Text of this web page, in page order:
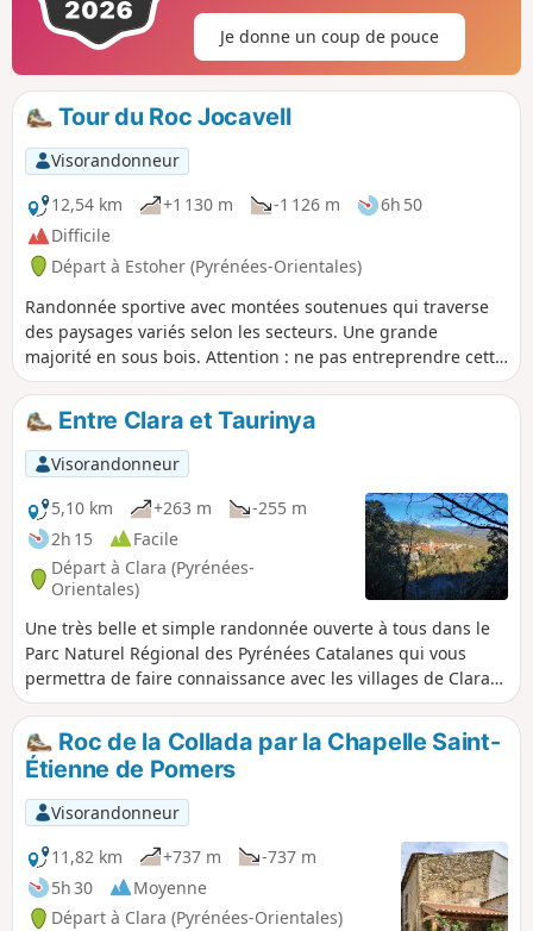
Je donne un coup de pouce
Tour du Roc Jocavell
Visorandonneur
12,54 km
+1 130 m -1 126 m
6h 50
Difficile
Départ à Estoher (Pyrénées-Orientales)
Randonnée sportive avec montées soutenues qui traverse
des paysages variés selon les secteurs. Une grande
majorité en sous bois. Attention : ne pas entreprendre cette
randonnée dans les conditions suivantes : - Après des
pluies importantes ou fontes des neiges, à cause de la
traversée de trois ruisseaux où il peut y avoir beaucoup
d'eau. - Par temps humide car les rochers sont glissants.
Entre Clara et Taurinya
Visorandonneur
5,10 km
+263 m
-255 m
2h 15
Facile
Départ à Clara (Pyrénées-
Orientales)
Une très belle et simple randonnée ouverte à tous dans le
Parc Naturel Régional des Pyrénées Catalanes qui vous
permettra de faire connaissance avec les villages de Clara
et Taurinya. Le point de départ se trouve sur le parking
situé en face de l'Église Saint-Martin de Clara
Roc de la Collada par la Chapelle Saint-
Étienne de Pomers
Visorandonneur
11,82 km
+737 m
-737 m
5h 30
Moyenne
Départ à Clara (Pyrénées-Orientales)